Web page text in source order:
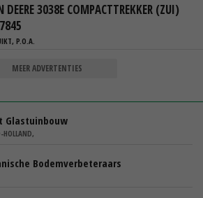
DEERE 3038E COMPACTTREKKER (ZUI)
P.O.A.
MEER ADVERTENTIES
Glastuinbouw
Bodemverbeteraars